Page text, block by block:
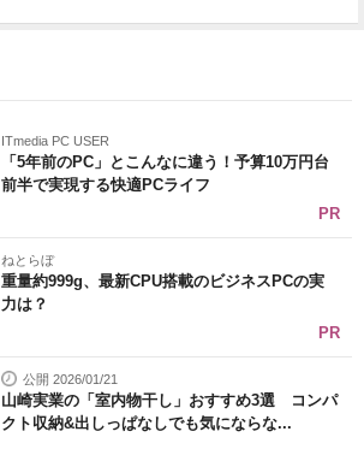
ITmedia PC USER
「5年前のPC」とこんなに違う！予算10万円台
前半で実現する快適PCライフ
PR
ねとらぼ
重量約999g、最新CPU搭載のビジネスPCの実
力は？
PR
公開 2026/01/21
山崎実業の「室内物干し」おすすめ3選 コンパ
クト収納&出しっぱなしでも気にならな...